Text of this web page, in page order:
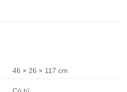
46 × 26 × 117 cm